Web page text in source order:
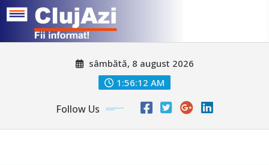
sâmbătă, 8 august 2026
1:56:14 AM
Follow Us